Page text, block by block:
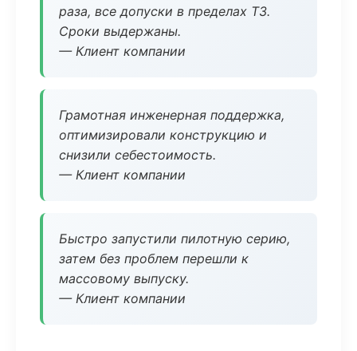
раза, все допуски в пределах ТЗ.
Сроки выдержаны.
— Клиент компании
Грамотная инженерная поддержка,
оптимизировали конструкцию и
снизили себестоимость.
— Клиент компании
Быстро запустили пилотную серию,
затем без проблем перешли к
массовому выпуску.
— Клиент компании